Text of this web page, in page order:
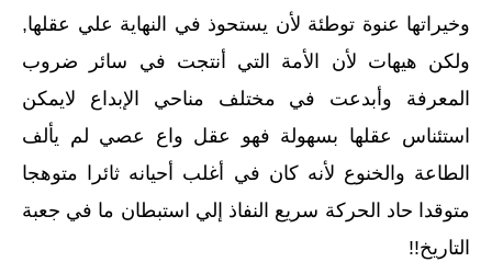
وخيراتها عنوة توطئة لأن يستحوذ في النهاية علي عقلها‏,‏
ولكن هيهات لأن الأمة التي أنتجت في سائر ضروب
المعرفة وأبدعت في مختلف مناحي الإبداع لايمكن
استئناس عقلها بسهولة فهو عقل واع عصي لم يألف
الطاعة والخنوع لأنه كان في أغلب أحيانه ثائرا متوهجا
متوقدا حاد الحركة سريع النفاذ إلي استبطان ما في جعبة
التاريخ‏!!‏